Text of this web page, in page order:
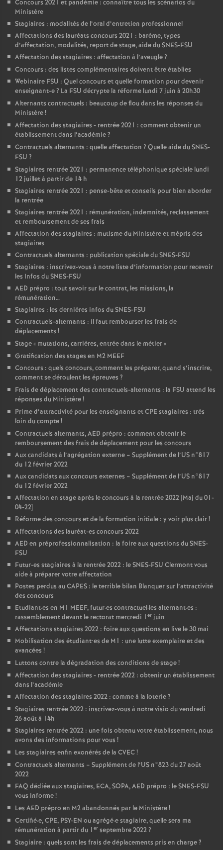
Concours 2021 et pandémie : connaître tous les scénarios du
Ministère
Stagiaires : modalités de l’oral d’entretien professionnel
Affectations des lauréats concours 2021 : barème, types
d’affectation, modalités, report de stage, aide du SNES-FSU
Affectation des stagiaires : affectation à l’aveugle?
Concours : des listes complémentaires doivent être établies
Webinaire FSU : Quel concours et quelle formation pour devenir
enseignant-e? La FSU décrypte la réforme lundi 7 juin à 20h30
Alternants contractuels : beaucoup de flou dans les réponses du
Ministère!
Affectation des stagiaires - rentrée 2021 : comment obtenir un
établissement dans l’académie?
Contractuels alternants : quelle affectation ? Quelle aide du SNES-
FSU ?
Stagiaires rentrée 2021 : permanence téléphonique spéciale lundi
12 juillet à partir de 14 h
Stagiaires rentrée 2021 : pense-bête et conseils pour bien aborder
la rentrée
Stagiaires rentrée 2021 : rémunération, indemnités, reclassement
et remboursement de ses frais
Affectation des stagiaires : mutisme du Ministère et mépris des
stagiaires
Contractuels alternants : publication spéciale du SNES-FSU
Stagiaires : inscrivez-vous à notre liste d’information pour recevoir
les Infos du SNES-FSU
AED prépro : tout savoir sur le contrat, les missions, la
rémunération…
Stagiaires : les dernières infos du SNES-FSU
Contractuels-alternants : il faut rembourser les frais de
déplacements !
Stage « mutations, carrières, entrée dans le métier»
Gratification des stages en M2 MEEF
Concours : quels concours, comment les préparer, quand s’inscrire,
comment se déroulent les épreuves ?
Frais de déplacement des contractuels-alternants : la FSU attend les
réponses du Ministère!
Prime d’attractivité pour les enseignants et CPE stagiaires : très
loin du compte!
Contractuels alternants, AED prépro : comment obtenir le
remboursement des frais de déplacement pour les concours
Aux candidats à l’agrégation externe – Supplément de l’US n°817
du 12 février 2022
Aux candidats aux concours externes – Supplément de l’US n°817
du 12 février 2022
Affectation en stage après le concours à la rentrée 2022 [Maj du 01-
04-22]
Réforme des concours et de la formation initiale : y voir plus clair!
Affectations des lauréat-es concours 2022
AED en préprofessionnalisation : la foire aux questions du SNES-
FSU
Futur-es stagiaires à la rentrée 2022 : le SNES-FSU Clermont vous
aide à préparer votre affectation
Postes perdus au CAPES : le terrible bilan Blanquer sur l’attractivité
des concours
Etudiant·es en M1 MEEF, futur·es contractuel·les alternant·es :
rassemblement devant le rectorat mercredi 1 er juin
Affectations stagiaires 2022 : foire aux questions en live le 30 mai
Mobilisation des étudiant•es de M1 : une lutte exemplaire et des
avancées !
Luttons contre la dégradation des conditions de stage!
Affectation des stagiaires - rentrée 2022 : obtenir un établissement
dans l’académie
Affectation des stagiaires 2022 : comme à la loterie?
Stagiaires rentrée 2022 : inscrivez-vous à notre visio du vendredi
26 août à 14h
Stagiaires rentrée 2022 : une fois obtenu votre établissement, nous
avons des informations pour vous !
Les stagiaires enfin exonérés de la CVEC!
Contractuels alternants – Supplément de l’US n°823 du 27 août
2022
FAQ dédiée aux stagiaires, ECA, SOPA, AED prépro : le SNES-FSU
vous informe!
Les AED prépro en M2 abandonnés par le Ministère!
Certifié·e, CPE, PSY-EN ou agrégé·e stagiaire, quelle sera ma
rémunération à partir du 1 er septembre 2022?
Stagiaire : quels sont les frais de déplacements pris en charge?